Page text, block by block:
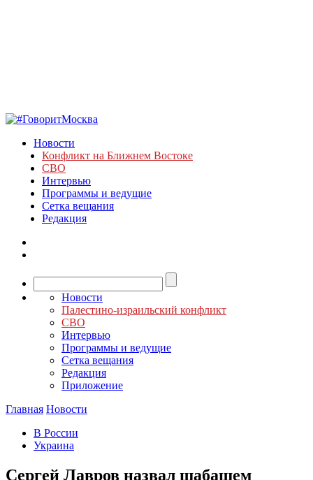
Новости
Конфликт на Ближнем Востоке
СВО
Интервью
Программы и ведущие
Сетка вещания
Редакция
Новости
Палестино-израильский конфликт
СВО
Интервью
Программы и ведущие
Сетка вещания
Редакция
Приложение
Главная Новости
В России
Украина
Сергей Лавров назвал шабашем